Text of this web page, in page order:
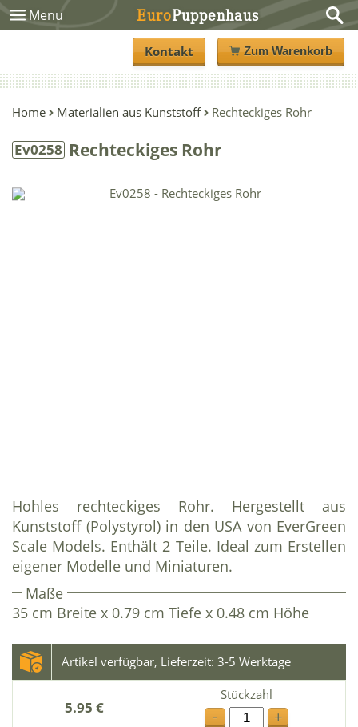
Menu EuroPuppenhaus
Kontakt Zum Warenkorb
Home Materialien aus Kunststoff Rechteckiges Rohr
Ev0258 Rechteckiges Rohr
Hohles rechteckiges Rohr. Hergestellt aus
Kunststoff (Polystyrol) in den USA von EverGreen
Scale Models. Enthält 2 Teile. Ideal zum Erstellen
eigener Modelle und Miniaturen.
Maße
35 cm Breite x 0.79 cm Tiefe x 0.48 cm Höhe
Artikel verfügbar, Lieferzeit: 3-5 Werktage
5.95 €
Stückzahl
-
+